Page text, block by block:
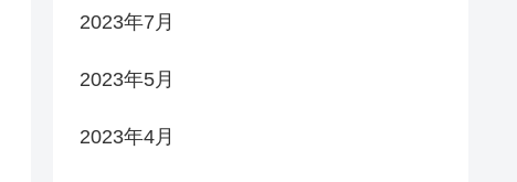
2023年7月
2023年5月
2023年4月